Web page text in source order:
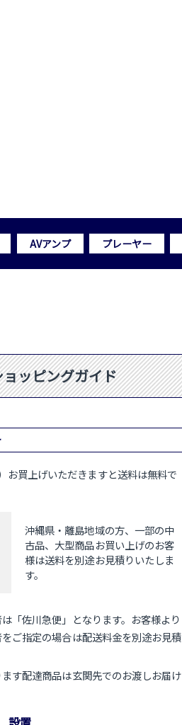
AVアンプ プレーヤー
ッピングガイド
お買上げいただきますと送料は無料で
沖縄県・離島地域の方、一部の中
古品、大型商品お買い上げのお客
様は送料を別途お見積りいたしま
す。
「佐川急便」となります。お客様より
ご指定の場合は配送料金を別途お見積
す配達商品は玄関先でのお渡しお届け